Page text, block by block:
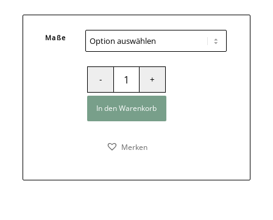
Maße
In den Warenkorb
Merken